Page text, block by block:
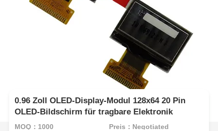
0.96 Zoll OLED-Display-Modul 128x64 20 Pin
OLED-Bildschirm für tragbare Elektronik
MOQ：1000 Preis：Negotiated